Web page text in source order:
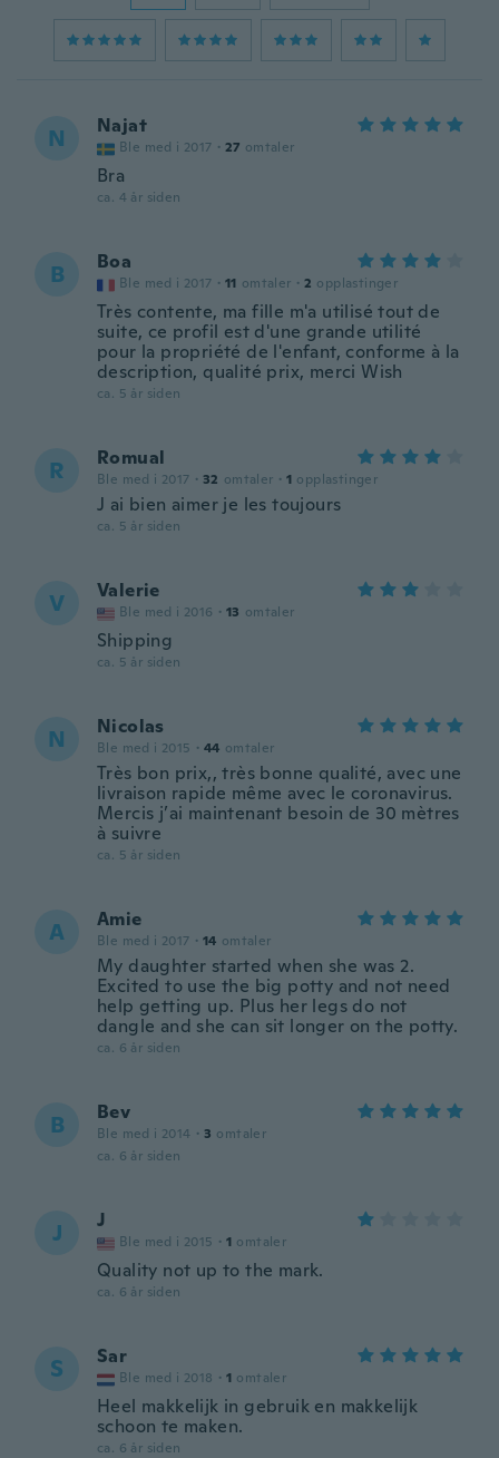
N Najat
Ble med i 2017 · 27 omtaler
Bra
ca. 4 år siden
B Boa
Ble med i 2017 · 11 omtaler · 2 opplastinger
Très contente, ma fille m'a utilisé tout de
suite, ce profil est d'une grande utilité
pour la propriété de l'enfant, conforme à la
description, qualité prix, merci Wish
ca. 5 år siden
R Romual
Ble med i 2017 · 32 omtaler · 1 opplastinger
J ai bien aimer je les toujours
ca. 5 år siden
V Valerie
Ble med i 2016 · 13 omtaler
Shipping
ca. 5 år siden
N Nicolas
Ble med i 2015 · 44 omtaler
Très bon prix,, très bonne qualité, avec une
livraison rapide même avec le coronavirus.
Mercis j’ai maintenant besoin de 30 mètres
à suivre
ca. 5 år siden
A Amie
Ble med i 2017 · 14 omtaler
My daughter started when she was 2.
Excited to use the big potty and not need
help getting up. Plus her legs do not
dangle and she can sit longer on the potty.
ca. 6 år siden
B Bev
Ble med i 2014 · 3 omtaler
ca. 6 år siden
J J
Ble med i 2015 · 1 omtaler
Quality not up to the mark.
ca. 6 år siden
S Sar
Ble med i 2018 · 1 omtaler
Heel makkelijk in gebruik en makkelijk
schoon te maken.
ca. 6 år siden